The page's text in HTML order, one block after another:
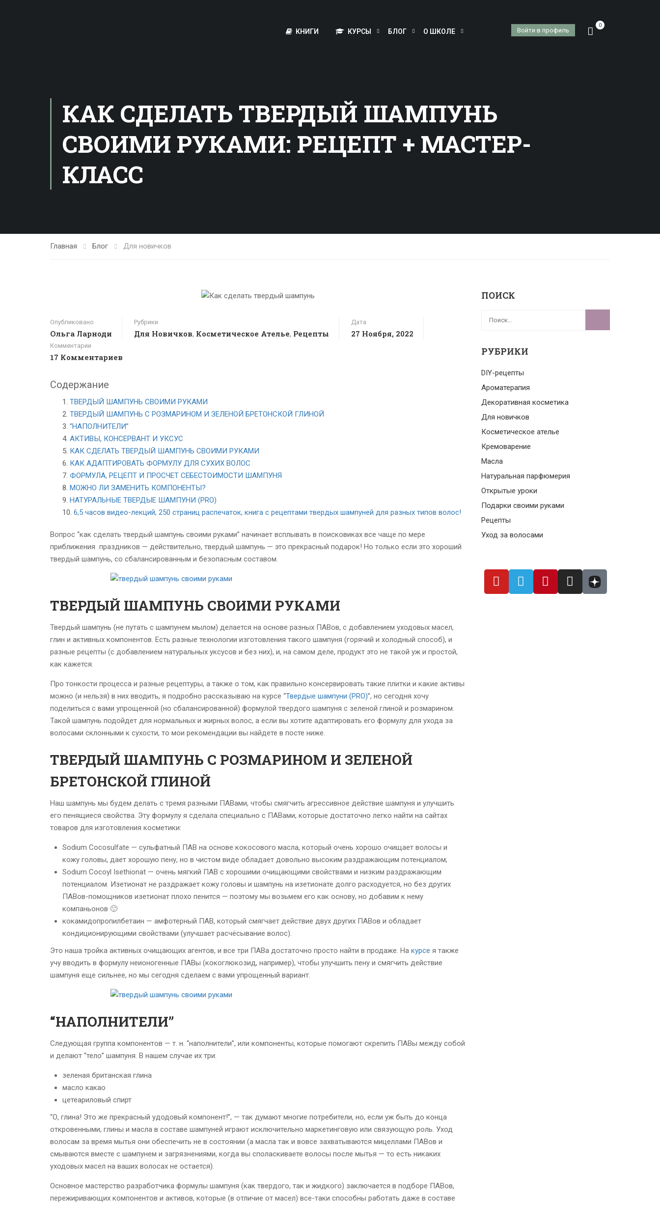
КНИГИ КУРСЫ БЛОГ О ШКОЛЕ Войти в профиль
0
КАК СДЕЛАТЬ ТВЕРДЫЙ ШАМПУНЬ
СВОИМИ РУКАМИ: РЕЦЕПТ + МАСТЕР-
КЛАСС
Главная Блог Для новичков
Опубликовано
Ольга Ларноди
Рубрики
Для Новичков, Косметическое Ателье, Рецепты
Дата
27 Ноября, 2022
Комментарии
17 Комментариев
Содержание
ТВЕРДЫЙ ШАМПУНЬ СВОИМИ РУКАМИ
ТВЕРДЫЙ ШАМПУНЬ С РОЗМАРИНОМ И ЗЕЛЕНОЙ БРЕТОНСКОЙ ГЛИНОЙ
“НАПОЛНИТЕЛИ”
АКТИВЫ, КОНСЕРВАНТ И УКСУС
КАК СДЕЛАТЬ ТВЕРДЫЙ ШАМПУНЬ СВОИМИ РУКАМИ
КАК АДАПТИРОВАТЬ ФОРМУЛУ ДЛЯ СУХИХ ВОЛОС
ФОРМУЛА, РЕЦЕПТ И ПРОСЧЕТ СЕБЕСТОИМОСТИ ШАМПУНЯ
МОЖНО ЛИ ЗАМЕНИТЬ КОМПОНЕНТЫ?
НАТУРАЛЬНЫЕ ТВЕРДЫЕ ШАМПУНИ (PRO)
6,5 часов видео-лекций, 250 страниц распечаток, книга с рецептами твердых шампуней для разных типов волос!
Вопрос “как сделать твердый шампунь своими руками” начинает всплывать в поисковиках все чаще по мере
приближения праздников — действительно, твердый шампунь — это прекрасный подарок! Но только если это хороший
твердый шампунь, со сбалансированным и безопасным составом.
ТВЕРДЫЙ ШАМПУНЬ СВОИМИ РУКАМИ
Твердый шампунь (не путать с шампунем мылом) делается на основе разных ПАВов, с добавлением уходовых масел,
глин и активных компонентов. Есть разные технологии изготовления такого шампуня (горячий и холодный способ), и
разные рецепты (с добавлением натуральных уксусов и без них), и, на самом деле, продукт это не такой уж и простой,
как кажется.
Про тонкости процесса и разные рецептуры, а также о том, как правильно консервировать такие плитки и какие активы
можно (и нельзя) в них вводить, я подробно рассказываю на курсе “Твердые шампуни (PRO)”, но сегодня хочу
поделиться с вами упрощенной (но сбалансированной) формулой твердого шампуня с зеленой глиной и розмарином.
Такой шампунь подойдет для нормальных и жирных волос, а если вы хотите адаптировать его формулу для ухода за
волосами склонными к сухости, то мои рекомендации вы найдете в посте ниже.
ТВЕРДЫЙ ШАМПУНЬ С РОЗМАРИНОМ И ЗЕЛЕНОЙ
БРЕТОНСКОЙ ГЛИНОЙ
Наш шампунь мы будем делать с тремя разными ПАВами, чтобы смягчить агрессивное действие шампуня и улучшить
его пенящиеся свойства. Эту формулу я сделала специально с ПАВами, которые достаточно легко найти на сайтах
товаров для изготовления косметики:
Sodium Cocosulfate — сульфатный ПАВ на основе кокосового масла, который очень хорошо очищает волосы и
кожу головы, дает хорошую пену, но в чистом виде обладает довольно высоким раздражающим потенциалом;
Sodium Cocoyl Isethionat — очень мягкий ПАВ с хорошими очищающими свойствами и низким раздражающим
потенциалом. Изетионат не раздражает кожу головы и шампунь на изетионате долго расходуется, но без других
ПАВов-помощников изетионат плохо пенится — поэтому мы возьмем его как основу, но добавим к нему
компаньонов 🙂
кокамидопропилбетаин — амфотерный ПАВ, который смягчает действие двух других ПАВов и обладает
кондиционирующими свойствами (улучшает расчёсывание волос).
Это наша тройка активных очищающих агентов, и все три ПАВа достаточно просто найти в продаже. На курсе я также
учу вводить в формулу неионогенные ПАВы (кокоглюкозид, например), чтобы улучшить пену и смягчить действие
шампуня еще сильнее, но мы сегодня сделаем с вами упрощенный вариант.
“НАПОЛНИТЕЛИ”
Следующая группа компонентов — т. н. “наполнители”, или компоненты, которые помогают скрепить ПАВы между собой
и делают “тело” шампуня. В нашем случае их три:
зеленая британская глина
масло какао
цетеариловый спирт
“О, глина! Это же прекрасный удодовый компонент!”, — так думают многие потребители, но, если уж быть до конца
откровенными, глины и масла в составе шампуней играют исключительно маркетинговую или связующую роль. Уход
волосам за время мытья они обеспечить не в состоянии (а масла так и вовсе захватываются мицеллами ПАВов и
смываются вместе с шампунем и загрязнениями, когда вы споласкиваете волосы после мытья — то есть никаких
уходовых масел на ваших волосах не остается).
Основное мастерство разработчика формулы шампуня (как твердого, так и жидкого) заключается в подборе ПАВов,
пережиривающих компонентов и активов, которые (в отличие от масел) все-таки способны работать даже в составе
ПОИСК
РУБРИКИ
DIY-рецепты
Ароматерапия
Декоративная косметика
Для новичков
Косметическое ателье
Кремоварение
Масла
Натуральная парфюмерия
Открытые уроки
Подарки своими руками
Рецепты
Уход за волосами